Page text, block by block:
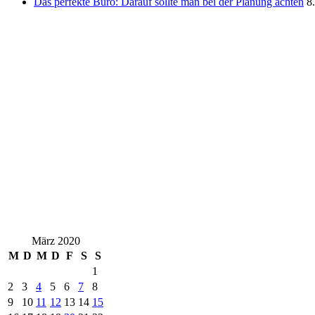
März 2020
M D M D F S
S
1
2
3 4 5 6 7
8
9
10 11 12 13 14 15